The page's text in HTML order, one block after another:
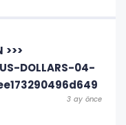
DOLLARS-04-
3 ay önce